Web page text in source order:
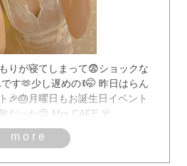
りが寝てしまって😨ショックな
す🫶少し遅めのꉂ🤭 昨日はらん
🎉🎂月曜日もお誕生日イベント
だった😍 Mrs.CAFE 光
more